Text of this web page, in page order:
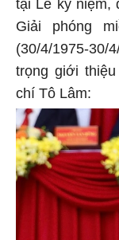
tại Lễ kỷ niệm,
Giải phóng
(30/4/1975-
trọng giới
chí Tô Lâm: